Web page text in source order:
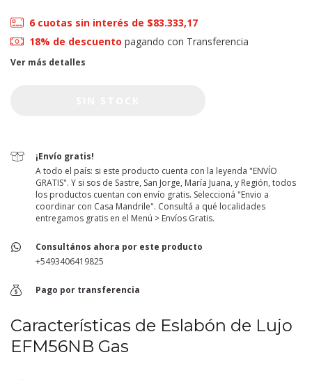
6 cuotas sin interés de $83.333,17
18% de descuento pagando con Transferencia
Ver más detalles
¡Envío gratis!
A todo el país: si este producto cuenta con la leyenda "ENVÍO
GRATIS". Y si sos de Sastre, San Jorge, María Juana, y Región, todos
los productos cuentan con envío gratis. Seleccioná "Envio a
coordinar con Casa Mandrile". Consultá a qué localidades
entregamos gratis en el Menú > Envíos Gratis.
Consultános ahora por este producto
+5493406419825
Pago por transferencia
Características de Eslabón de Lujo
EFM56NB Gas